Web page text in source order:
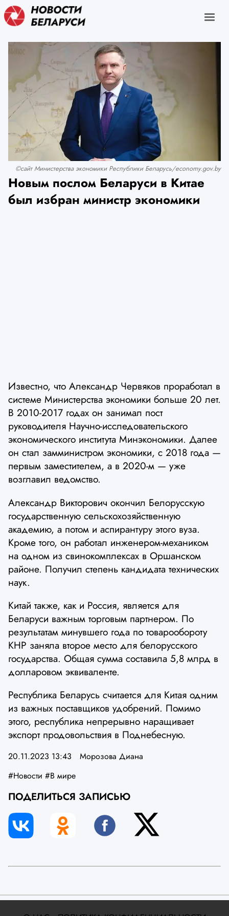
©сайт Министерства экономики Республики Беларусь/economy.gov.by
Новым послом Беларуси в Китае
был избран министр экономики
Известно, что Александр Червяков проработал в
системе Министерства экономики больше 20 лет.
В 2010-2017 годах он занимал пост
руководителя Научно-исследовательского
экономического института Минэкономики. Далее
он стал замминистром экономики, с 2018 года —
первым заместителем, а в 2020-м — уже
возглавил ведомство.
Александр Викторович окончил Белорусскую
государственную сельскохозяйственную
академию, а потом и аспирантуру этого вуза.
Кроме того, он работал инженером-механиком
на одном из свинокомплексах в Оршанском
районе. Получил степень кандидата технических
наук.
Китай также, как и Россия, является для
Беларуси важным торговым партнером. По
результатам минувшего года по товарообороту
КНР заняла второе место для белорусского
государства. Общая сумма составила 5,8 млрд в
долларовом эквиваленте.
Республика Беларусь считается для Китая одним
из важных поставщиков удобрений. Помимо
этого, республика непрерывно наращивает
экспорт продовольствия в Поднебесную.
20.11.2023 13:43
Морозова Диана
#Новости #В мире
ПОДЕЛИТЬСЯ ЗАПИСЬЮ